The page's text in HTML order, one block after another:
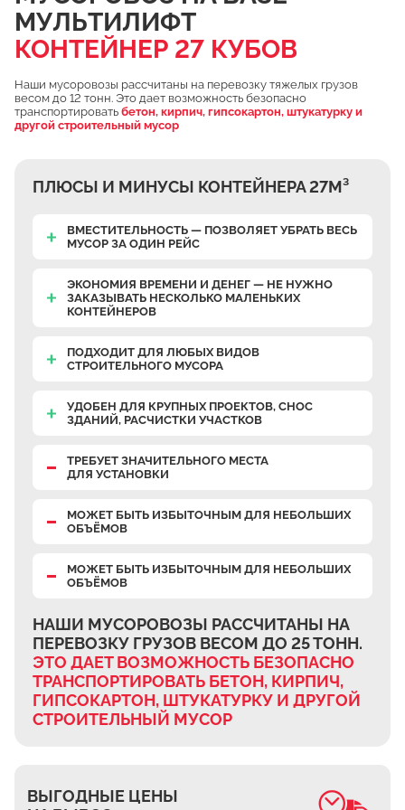
Чулково
Осеченки
Поповка
Донино
Дурниха
Поповка
Синьково
Еганово
Кривцы
Тяжино
Верхнее Велино
Становое
Шилово
Паткино
Зелёная Слобода
Апариха
Прудки
Ильинское
Запрудное
МУЛЬТИЛИФТ
КОНТЕЙНЕР 27 КУБОВ
Наши мусоровозы рассчитаны на перевозку тяжелых грузов
весом до 12 тонн. Это дает возможность безопасно
транспортировать бетон, кирпич, гипсокартон, штукатурку и
другой строительный мусор
ВЫГОДНЫЕ ЦЕНЫ
ПЛЮСЫ И МИНУСЫ КОНТЕЙНЕРА 27М³
ВМЕСТИТЕЛЬНОСТЬ — ПОЗВОЛЯЕТ УБРАТЬ ВЕСЬ
МУСОР ЗА ОДИН РЕЙС
ЭКОНОМИЯ ВРЕМЕНИ И ДЕНЕГ — НЕ НУЖНО
ЗАКАЗЫВАТЬ НЕСКОЛЬКО МАЛЕНЬКИХ
КОНТЕЙНЕРОВ
ПОДХОДИТ ДЛЯ ЛЮБЫХ ВИДОВ
СТРОИТЕЛЬНОГО МУСОРА
УДОБЕН ДЛЯ КРУПНЫХ ПРОЕКТОВ, СНОС
ЗДАНИЙ, РАСЧИСТКИ УЧАСТКОВ
ТРЕБУЕТ ЗНАЧИТЕЛЬНОГО МЕСТА
ДЛЯ УСТАНОВКИ
МОЖЕТ БЫТЬ ИЗБЫТОЧНЫМ ДЛЯ НЕБОЛЬШИХ
ОБЪЁМОВ
МОЖЕТ БЫТЬ ИЗБЫТОЧНЫМ ДЛЯ НЕБОЛЬШИХ
ОБЪЁМОВ
НАШИ МУСОРОВОЗЫ РАССЧИТАНЫ НА
ПЕРЕВОЗКУ ГРУЗОВ ВЕСОМ ДО 25 ТОНН.
ЭТО ДАЕТ ВОЗМОЖНОСТЬ БЕЗОПАСНО
ТРАНСПОРТИРОВАТЬ БЕТОН, КИРПИЧ,
ГИПСОКАРТОН, ШТУКАТУРКУ И ДРУГОЙ
СТРОИТЕЛЬНЫЙ МУСОР